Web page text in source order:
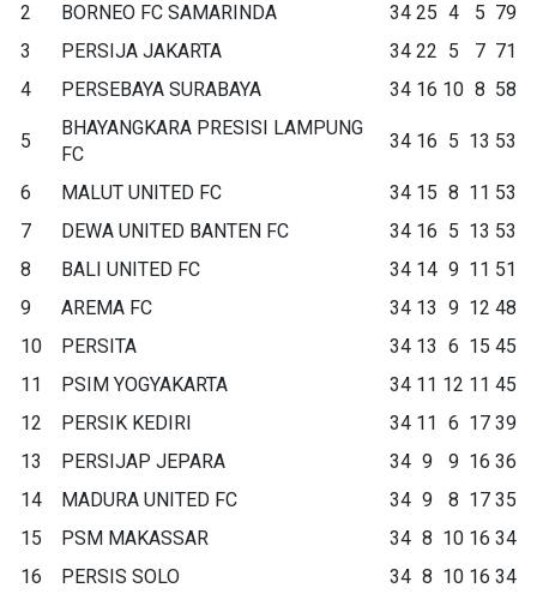
2
BORNEO FC SAMARINDA 34 25 4 5 79
3
PERSIJA JAKARTA 34 22 5 7 71
4
PERSEBAYA SURABAYA 34 16 10 8 58
5
BHAYANGKARA PRESISI LAMPUNG
FC
34 16 5 13 53
6 MALUT UNITED FC 34 15 8 11 53
7
DEWA UNITED BANTEN FC 34 16 5 13 53
8
BALI UNITED FC 34 14 9 11 51
9
AREMA FC 34 13 9 12 48
10
PERSITA 34 13 6 15 45
11
PSIM YOGYAKARTA 34 11 12 11 45
12
PERSIK KEDIRI 34 11 6 17 39
13
PERSIJAP JEPARA 34 9 9 16 36
14
MADURA UNITED FC 34 9 8 17 35
15
PSM MAKASSAR 34 8 10 16 34
16
PERSIS SOLO 34 8 10 16 34